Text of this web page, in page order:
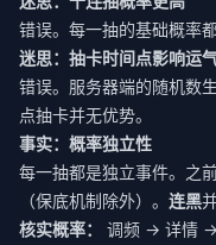
错误。每一抽的基础概率
迷思：抽卡时间点影响运
错误。服务器端的随机数
点抽卡并无优势。
事实：概率独立性
每一抽都是独立事件。之
（保底机制除外）。 连黑
核实概率：
调频 → 详情 →